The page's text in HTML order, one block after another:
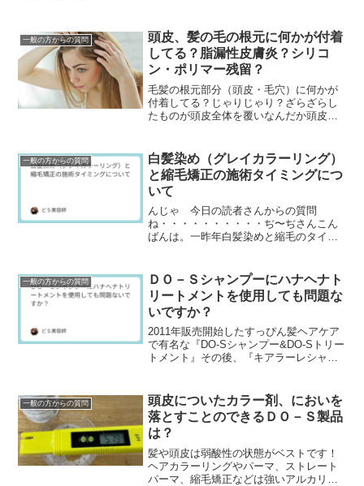
一般の方からの質問
頭皮、髪の毛の根元に何かが付着
してる？脂漏性皮膚炎？シリコ
ン・ポリマー残留？
毛髪の根元部分（頭皮・毛穴）に何かが
付着してる？じゃりじゃり？ざらざらし
たものが頭皮全体を覆いなんだか頭皮が
クスやヘッドスパ・炭...
一般の方からの質問
白髪染め（グレイカラーリング）
と縮毛矯正の施術タイミングにつ
いて
んじゃ 今日の読者さんからの質問
ね・・・・・・・・・・ぢ〜ぢさんこん
ばんは。一昨年白髪染めと縮毛のタイミ
いたように、縮毛...
一般の方からの質問
ＤＯ－Ｓシャンプーにハナヘナト
リートメントを使用しても問題な
いですか？
2011年販売開始したすっぴん髪ヘアケア
で有名な『DO-Sシャンプー&DO-Sトリー
トメント』その後、『キアラーレシャン
ト』...
一般の方からの質問
頭皮についたカラー剤、においを
落とすことのできるＤＯ－Ｓ製品
は？
髪や頭皮は弱酸性の状態がベストです！
ヘアカラーリングやパーマ、ストレート
パーマ、縮毛矯正などは強いアルカリ性